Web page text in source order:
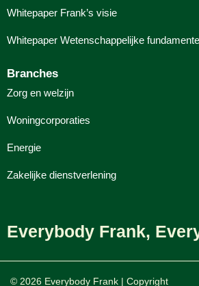
Whitepaper Frank’s visie
Whitepaper Wetenschappelijke
Branches
Zorg en welzijn
Woningcorporaties
Energie
Zakelijke dienstverlening
Everybody Frank,
© 2026 Everybody Frank | Copyright